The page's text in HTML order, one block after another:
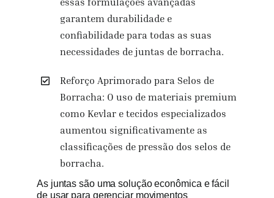
garantem durabilidade e
confiabilidade para todas as suas
necessidades de juntas de borracha.
Reforço Aprimorado para Selos de
Borracha: O uso de materiais premium
como Kevlar e tecidos especializados
aumentou significativamente as
classificações de pressão dos selos de
borracha.
As juntas são uma solução econômica e fácil
de usar para gerenciar movimentos